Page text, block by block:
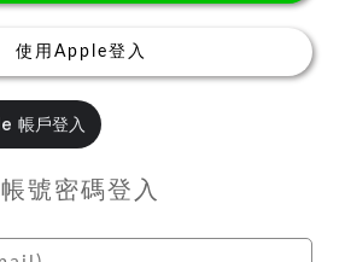
使用Apple登入
帳號密碼登入